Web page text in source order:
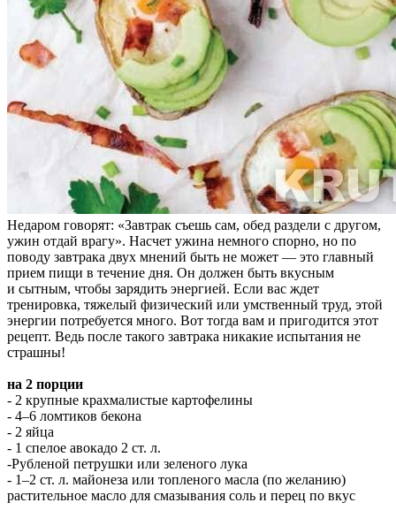
Недаром говорят: «Завтрак съешь сам, обед раздели с другом,
ужин отдай врагу». Насчет ужина немного спорно, но по
поводу завтрака двух мнений быть не может — это главный
прием пищи в течение дня. Он должен быть вкусным
и сытным, чтобы зарядить энергией. Если вас ждет
тренировка, тяжелый физический или умственный труд, этой
энергии потребуется много. Вот тогда вам и пригодится этот
рецепт. Ведь после такого завтрака никакие испытания не
страшны!
на 2 порции
- 2 крупные крахмалистые картофелины
- 4–6 ломтиков бекона
- 2 яйца
- 1 спелое авокадо 2 ст. л.
-Рубленой петрушки или зеленого лука
- 1–2 ст. л. майонеза или топленого масла (по желанию)
растительное масло для смазывания соль и перец по вкус